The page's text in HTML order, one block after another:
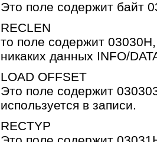
Это поле содержит байт
RECLEN
то поле содержит
никаких данных INFO/
LOAD OFFSET
Это поле содержит
используется в записи.
RECTYP